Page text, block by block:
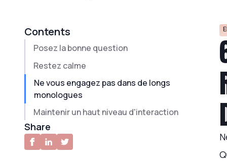
Contents
Posez la bonne question
Restez calme
Ne vous engagez pas dans de longs
monologues
Maintenir un haut niveau d'interaction
Assurez-vous de conclure
Conclusion
Share